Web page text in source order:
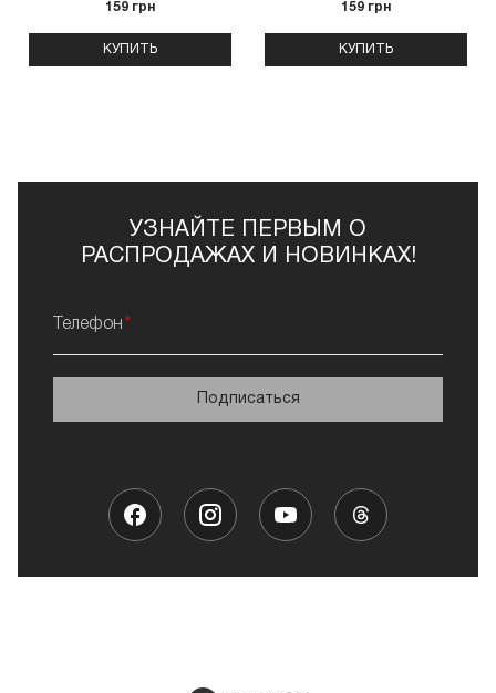
159 грн
КУПИТЬ
159 грн
КУПИТЬ
УЗНАЙТЕ ПЕРВЫМ О
РАСПРОДАЖАХ И НОВИНКАХ!
Телефон
Подписаться